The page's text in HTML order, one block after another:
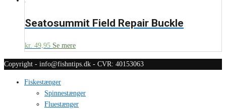
Seatosummit Field Repair Buckle
kr. 49,95 Se mere
Copyright - info@fishntips.dk - CVR: 40153063
Fiskestænger
Spinnestænger
Fluestænger